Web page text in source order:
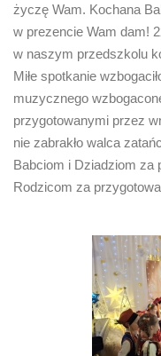
życzę Wam. Kochana
w prezencie Wam dam!
w naszym przedszkolu
Miłe spotkanie
muzycznego
przygotowanymi przez
nie zabrakło walca
Babciom i Dziadziom za
Rodzicom za